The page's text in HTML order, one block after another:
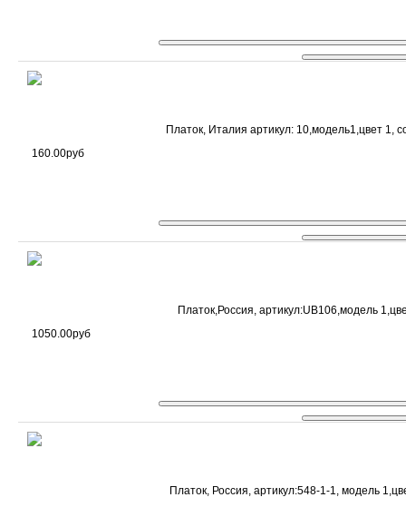
Платок, Италия артикул: 10,модель1,цвет 1,
160.00руб
Платок,Россия, артикул:UB106,модель
1050.00руб
Платок, Россия, артикул:548-1-1, модель